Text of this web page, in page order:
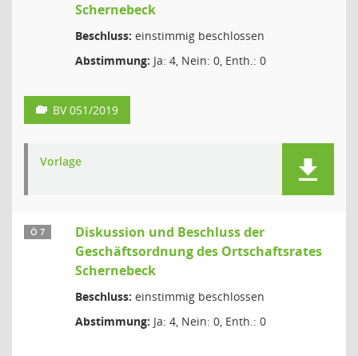
Schernebeck
Beschluss: einstimmig beschlossen
Abstimmung: Ja: 4, Nein: 0, Enth.: 0
BV 051/2019
Vorlage
Ö 7
Diskussion und Beschluss der
Geschäftsordnung des Ortschaftsrates
Schernebeck
Beschluss: einstimmig beschlossen
Abstimmung: Ja: 4, Nein: 0, Enth.: 0